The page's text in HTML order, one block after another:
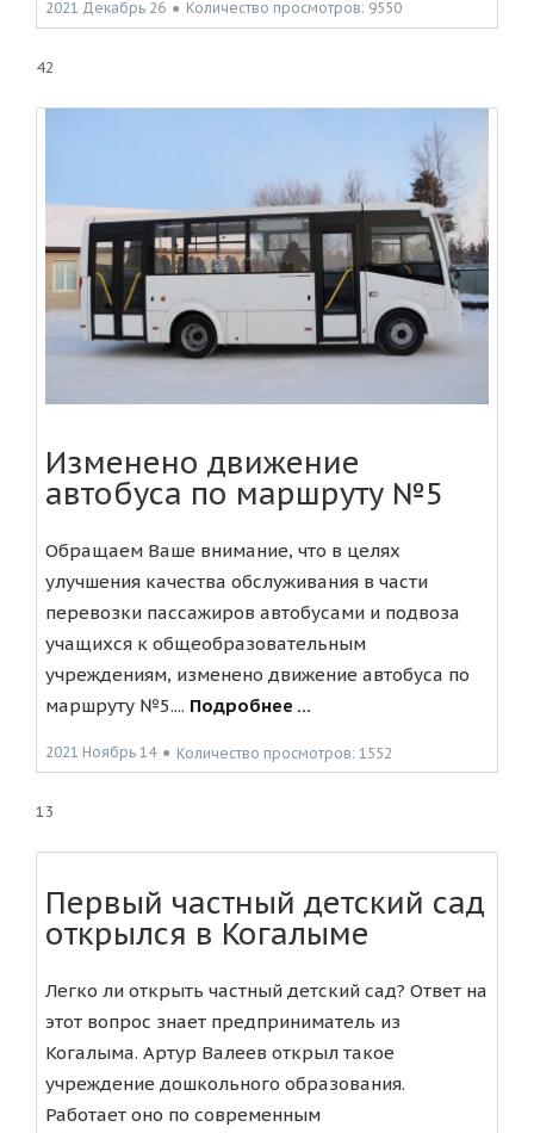
2021 Декабрь 26 ● Количество просмотров: 9550
42
Изменено движение
автобуса по маршруту №5
Обращаем Ваше внимание, что в целях
улучшения качества обслуживания в части
перевозки пассажиров автобусами и подвоза
учащихся к общеобразовательным
учреждениям, изменено движение автобуса по
маршруту №5.... Подробнее ...
2021 Ноябрь 14 ● Количество просмотров: 1552
13
Первый частный детский сад
открылся в Когалыме
Легко ли открыть частный детский сад? Ответ на
этот вопрос знает предприниматель из
Когалыма. Артур Валеев открыл такое
учреждение дошкольного образования.
Работает оно по современным